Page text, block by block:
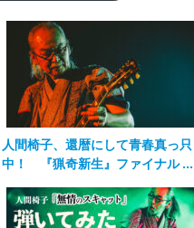
人間椅子、還暦にして青春真っ只
中！ 『猟奇新生』ファイナル ...